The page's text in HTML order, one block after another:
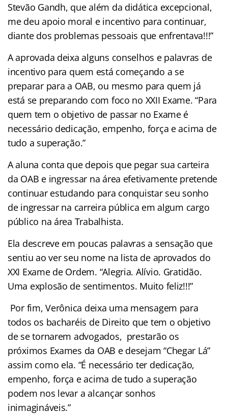
Stevão Gandh, que além da didática excepcional,
me deu apoio moral e incentivo para continuar,
diante dos problemas pessoais que enfrentava!!!”
A aprovada deixa alguns conselhos e palavras de
incentivo para quem está começando a se
preparar para a OAB, ou mesmo para quem já
está se preparando com foco no XXII Exame. “Para
quem tem o objetivo de passar no Exame é
necessário dedicação, empenho, força e acima de
tudo a superação.”
A aluna conta que depois que pegar sua carteira
da OAB e ingressar na área efetivamente pretende
continuar estudando para conquistar seu sonho
de ingressar na carreira pública em algum cargo
público na área Trabalhista.
Ela descreve em poucas palavras a sensação que
sentiu ao ver seu nome na lista de aprovados do
XXI Exame de Ordem. “Alegria. Alívio. Gratidão.
Uma explosão de sentimentos. Muito feliz!!!”
Por fim, Verônica deixa uma mensagem para
todos os bacharéis de Direito que tem o objetivo
de se tornarem advogados, prestarão os
próximos Exames da OAB e desejam “Chegar Lá”
assim como ela. “É necessário ter dedicação,
empenho, força e acima de tudo a superação
podem nos levar a alcançar sonhos
inimagináveis.”